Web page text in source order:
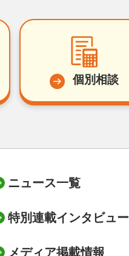
個別相談
ニュース一覧
特別連載インタビュー
メディア掲載情報